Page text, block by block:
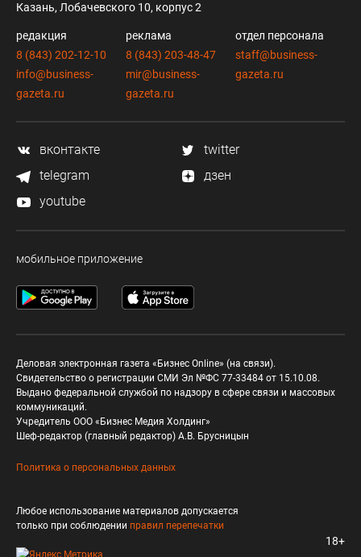
Казань, Лобачевского 10, корпус 2
редакция
8 (843) 202-12-10
info@business-
gazeta.ru
реклама
8 (843) 203-48-47
mir@business-
gazeta.ru
отдел персонала
staff@business-
gazeta.ru
вконтакте
twitter
telegram
дзен
youtube
мобильное приложение
Деловая электронная газета «Бизнес Online» (на связи).
Свидетельство о регистрации СМИ Эл №ФС 77-33484 от 15.10.08.
Выдано федеральной службой по надзору в сфере связи и массовых
коммуникаций.
Учредитель ООО «Бизнес Медия Холдинг»
Шеф-редактор (главный редактор) А.В. Брусницын
Политика о персональных данных
Любое использование материалов допускается
только при соблюдении правил перепечатки
18+